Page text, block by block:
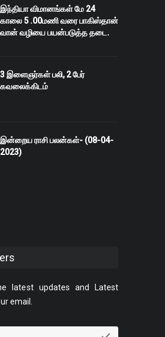
இந்தியா விமானங்கள் மே 24
காலை 5 .00மணி வரை பாகிஸ்தான்
வான் வழியை பயன்படுத்த தடை.
3 இளைஞர்கள் பலி, 2 பேர்
கவலைக்கிடம்
இன்றைய ராசி பலன்கள்- (08-04-
2023)
latest updates and Latest
email.